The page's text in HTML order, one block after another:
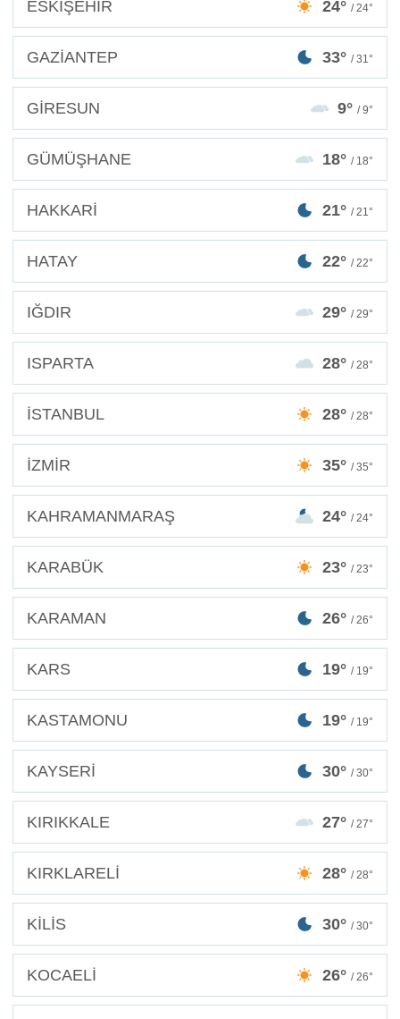
ESKİŞEHİR 24° / 24°
GAZİANTEP 33° / 31°
GİRESUN 9° / 9°
GÜMÜŞHANE 18° / 18°
HAKKARİ 21° / 21°
HATAY 22° / 22°
IĞDIR 29° / 29°
ISPARTA 28° / 28°
İSTANBUL 28° / 28°
İZMİR 35° / 35°
KAHRAMANMARAŞ 24° / 24°
KARABÜK 23° / 23°
KARAMAN 26° / 26°
KARS 19° / 19°
KASTAMONU 19° / 19°
KAYSERİ 30° / 30°
KIRIKKALE 27° / 27°
KIRKLARELİ 28° / 28°
KİLİS 30° / 30°
KOCAELİ 26° / 26°